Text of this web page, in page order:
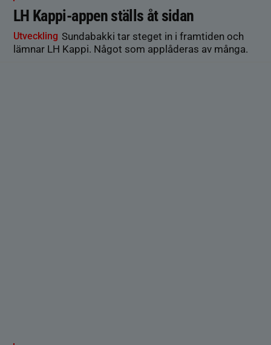
LH Kappi-appen ställs åt sidan
Utveckling Sundabakki tar steget in i framtiden och
lämnar LH Kappi. Något som applåderas av många.